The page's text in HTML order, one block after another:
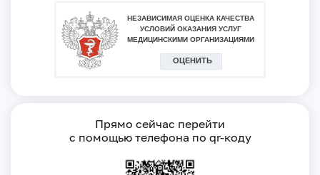
Прямо сейчас перейти
с помощью телефона по qr-коду